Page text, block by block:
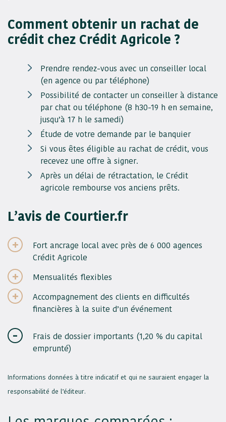
Comment obtenir un rachat de
crédit chez Crédit Agricole ?
Prendre rendez-vous avec un conseiller local
(en agence ou par téléphone)
Possibilité de contacter un conseiller à distance
par chat ou téléphone (8 h30-19 h en semaine,
jusqu’à 17 h le samedi)
Étude de votre demande par le banquier
Si vous êtes éligible au rachat de crédit, vous
recevez une offre à signer.
Après un délai de rétractation, le Crédit
agricole rembourse vos anciens prêts.
L’avis de Courtier.fr
Fort ancrage local avec près de 6 000 agences
Crédit Agricole
Mensualités flexibles
Accompagnement des clients en difficultés
financières à la suite d’un événement
Frais de dossier importants (1,20 % du capital
emprunté)
Informations données à titre indicatif et qui ne sauraient engager la
responsabilité de l’éditeur.